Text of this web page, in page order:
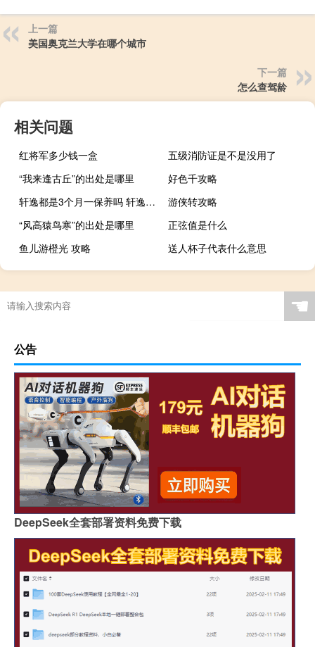
上一篇
美国奥克兰大学在哪个城市
下一篇
怎么查驾龄
相关问题
红将军多少钱一盒
五级消防证是不是没用了
“我来逢古丘”的出处是哪里
好色千攻略
轩逸都是3个月一保养吗 轩逸为什么三月一保养
游侠转攻略
“风高猿鸟寒”的出处是哪里
正弦值是什么
鱼儿游橙光 攻略
送人杯子代表什么意思
☚
公告
DeepSeek全套部署资料免费下载